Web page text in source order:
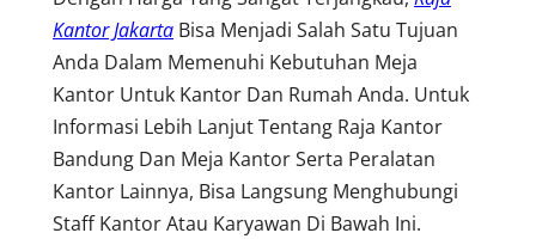
Kantor Jakarta Bisa Menjadi Salah Satu Tujuan
Anda Dalam Memenuhi Kebutuhan Meja
Kantor Untuk Kantor Dan Rumah Anda. Untuk
Informasi Lebih Lanjut Tentang Raja Kantor
Bandung Dan Meja Kantor Serta Peralatan
Kantor Lainnya, Bisa Langsung Menghubungi
Staff Kantor Atau Karyawan Di Bawah Ini.